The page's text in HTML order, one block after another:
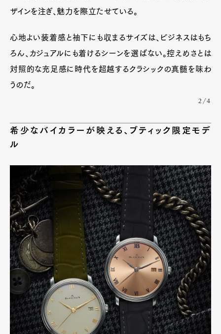
Pen Membership
Magazine
Official Columnist
About
Pen international Pen tw
ザインを注ぎ、魅力を際立たせている。
心地よい装着感と袖下にも収まるサイズは、ビジネスはもち
ろん、カジュアルにも着けるシーンを選ばない。控えめさとは
対照的な充足感に時代を超越するクラシックの真髄を味わ
うのだ。
2/4
希少なバイカラーが映える、ブティック限定モデ
ル